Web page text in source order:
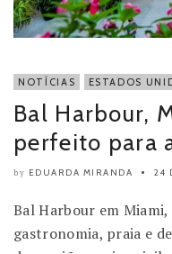
NOTÍCIAS ESTADOS
Bal Harbour,
perfeito para
by EDUARDA MIRANDA 24
Bal Harbour em
gastronomia, praia e